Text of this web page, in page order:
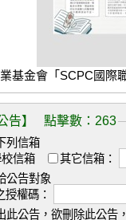
基金會「SCPC國際
告】 點擊數：263
列信箱
信箱
其它信箱：
公告對象
授權碼：
此公告，欲刪除此公告